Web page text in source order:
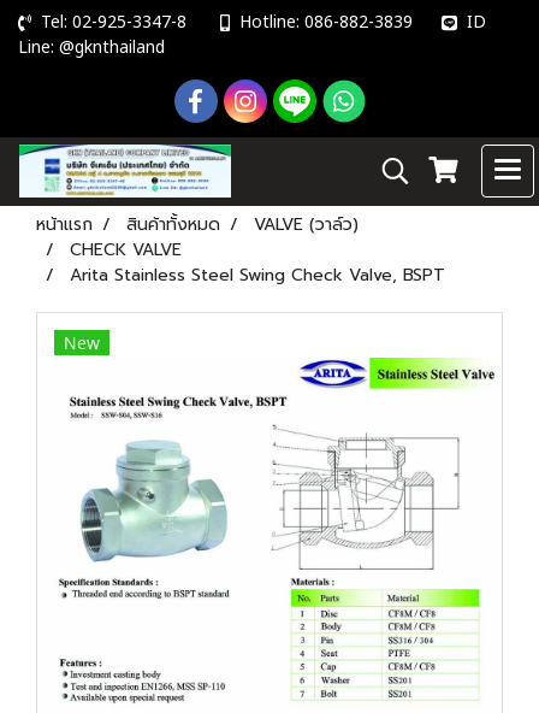
Tel: 02-925-3347-8 Hotline: 086-882-3839 ID
Line: @gknthailand
หน้าแรก สินค้าทั้งหมด
VALVE (วาล์ว)
CHECK VALVE
Arita Stainless Steel Swing Check Valve, BSPT
New